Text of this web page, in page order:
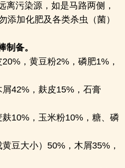
离污染源，如是马路两侧，
添加化肥及各类杀虫（菌）
制备。
，黄豆粉2%，磷肥1%，
42%，麸皮15%，石膏
10%，玉米粉10%，糖、磷
豆大小）50%，木屑35%，